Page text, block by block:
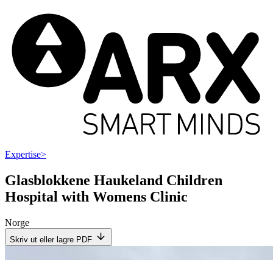
Expertise>
Glasblokkene Haukeland Children
Hospital with Womens Clinic
Norge
Skriv ut eller lagre PDF